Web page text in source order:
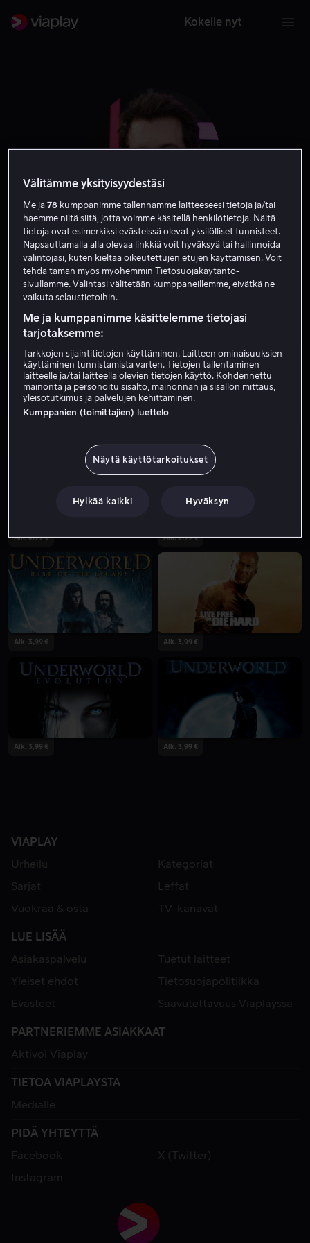
Kokeile nyt
Len Wiseman
Ohjaaja Tuotannonjohtaja Tuottaja
Alk. 3,99 € Alk. 3,99 €
Alk. 3,99 € Alk. 3,99 €
Alk. 3,99 € Alk. 3,99 €
VIAPLAY
Urheilu
Kategoriat
Sarjat
Leffat
Vuokraa & osta
TV-kanavat
LUE LISÄÄ
Asiakaspalvelu
Tuetut laitteet
Yleiset ehdot
Tietosuojapolitiikka
Evästeet
Saavutettavuus Viaplayssa
PARTNERIEMME ASIAKKAAT
Aktivoi Viaplay
TIETOA VIAPLAYSTA
Medialle
PIDÄ YHTEYTTÄ
Facebook
X (Twitter)
Instagram
Välitämme yksityisyydestäsi
Me ja78 kumppanimme tallennamme laitteeseesi tietoja ja/tai
haemme niitä siitä, jotta voimme käsitellä henkilötietoja. Näitä
tietoja ovat esimerkiksi evästeissä olevat yksilölliset tunnisteet.
Napsauttamalla alla olevaa linkkiä voit hyväksyä tai hallinnoida
valintojasi, kuten kieltää oikeutettujen etujen käyttämisen. Voit
tehdä tämän myös myöhemmin Tietosuojakäytäntö-
sivullamme. Valintasi välitetään kumppaneillemme, eivätkä ne
vaikuta selaustietoihin.
Me ja kumppanimme käsittelemme tietojasi
tarjotaksemme:
Tarkkojen sijaintitietojen käyttäminen. Laitteen ominaisuuksien
käyttäminen tunnistamista varten. Tietojen tallentaminen
laitteelle ja/tai laitteella olevien tietojen käyttö. Kohdennettu
mainonta ja personoitu sisältö, mainonnan ja sisällön mittaus,
yleisötutkimus ja palvelujen kehittäminen.
Kumppanien (toimittajien) luettelo
Näytä käyttötarkoitukset
Hylkää kaikki Hyväksyn